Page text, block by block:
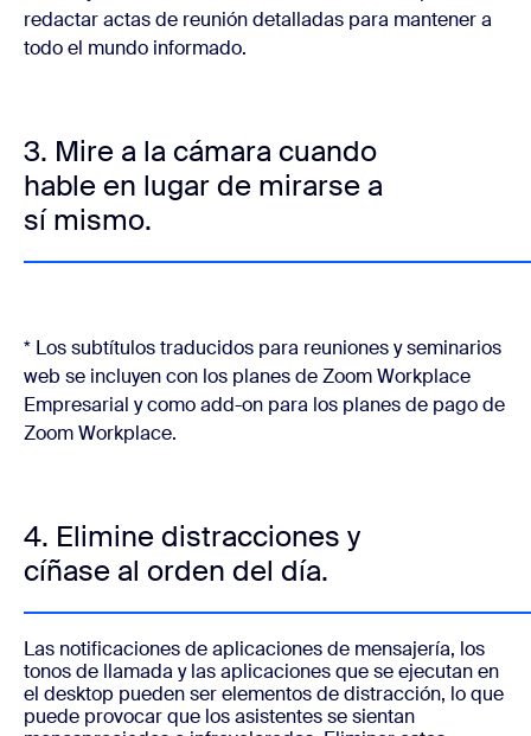
redactar actas de reunión detalladas para mantener a
todo el mundo informado.
3. Mire a la cámara cuando
hable en lugar de mirarse a
sí mismo.
* Los subtítulos traducidos para reuniones y seminarios
web se incluyen con los planes de Zoom Workplace
Empresarial y como add-on para los planes de pago de
Zoom Workplace.
4. Elimine distracciones y
cíñase al orden del día.
Las notificaciones de aplicaciones de mensajería, los
tonos de llamada y las aplicaciones que se ejecutan en
el desktop pueden ser elementos de distracción, lo que
puede provocar que los asistentes se sientan